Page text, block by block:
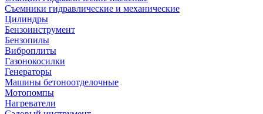
Съемники гидравлические и механические
Цилиндры
Бензоинструмент
Бензопилы
Виброплиты
Газонокосилки
Генераторы
Машины бетоноотделочные
Мотопомпы
Нагреватели